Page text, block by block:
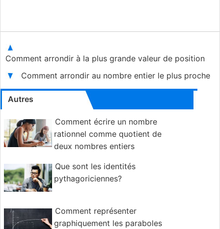
Comment arrondir à la plus grande valeur de position
Comment arrondir au nombre entier le plus proche
Autres
Comment écrire un nombre
rationnel comme quotient de
deux nombres entiers
Que sont les identités
pythagoriciennes?
Comment représenter
graphiquement les paraboles